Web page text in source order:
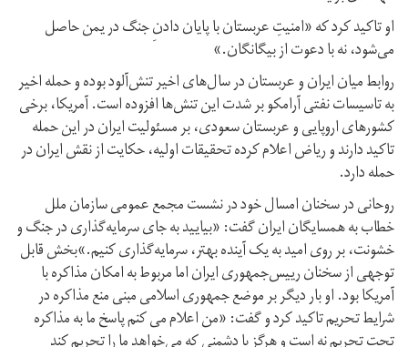
او تاکید کرد که «امنیتِ عربستان با پایان دادنِ جنگ در یمن حاصل
می‌شود، نه با دعوت از بیگانگان.»
روابط میان ایران و عربستان‌ در سال‌های اخیر تنش‌آلود بوده و حمله اخیر
به تاسیسات نفتی آرامکو بر شدت این تنش‌ها افزوده است. آمریکا، برخی
کشورهای اروپایی و عربستان سعودی، بر مسئولیت ایران در این حمله
تاکید دارند و ریاض اعلام کرده تحقیقات اولیه، حکایت از نقش ایران در
حمله دارد.
روحانی در سخنان امسال خود در نشست مجمع عمومی سازمان ملل
خطاب به همسایگان ایران گفت: «بیایید به جای سرمایه‌گذاری در جنگ و
خشونت‌، بر روی امید به یک آینده بهتر، سرمایه‌گذاری کنیم.»بخش قابل
توجهی از سخنان رییس‌جمهوری ایران اما مربوط به امکان مذاکره با
آمریکا بود. او بار دیگر بر موضع جمهوری اسلامی مبنی منع مذاکره در
شرایط تحریم تاکید کرد و گفت: «من اعلام می کنم پاسخ ما به مذاکره